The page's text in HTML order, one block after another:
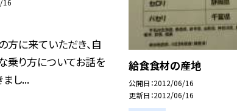
方に来ていただき、自
乗り方についてお話を
まし...
給食食材の産地
公開日 2012/06/16
更新日 2012/06/16